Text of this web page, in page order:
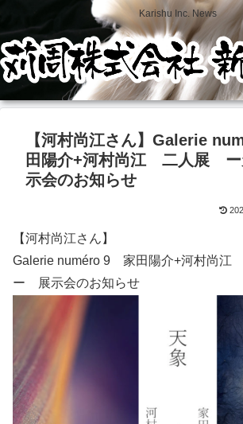
Karishu Inc. News
【河村尚江さん】Galerie
田陽介+河村尚江 二人展
示会のお知らせ
【河村尚江さん】
Galerie numéro 9 家田陽介+河村尚
ー 展示会のお知らせ